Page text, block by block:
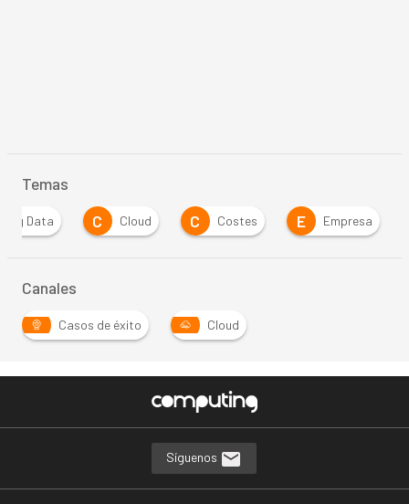
Temas
Big Data C Cloud C Costes E Empresa
Canales
Casos de éxito Cloud
Síguenos